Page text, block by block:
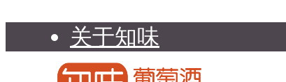
关于知味
知味介绍